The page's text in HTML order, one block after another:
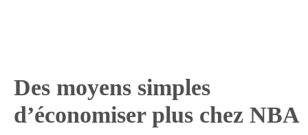
Des moyens simples
d’économiser plus chez NBA